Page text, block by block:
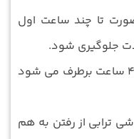
تا چند ساعت اول
جلوگیری شود.
تورم بعد از کربوکسی تراپی تا ۴۸ ساعت برطرف می‌ شود
نقاشی ترابی از رفتن به هم